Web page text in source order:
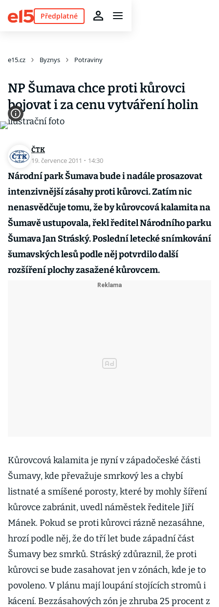
Předplatné
e15.cz Byznys Potraviny
NP Šumava chce proti kůrovci
bojovat i za cenu vytváření holin
ČTK
19. července 2011 · 14:30
Národní park Šumava bude i nadále prosazovat
intenzivnější zásahy proti kůrovci. Zatím nic
nenasvědčuje tomu, že by kůrovcová kalamita na
Šumavě ustupovala, řekl ředitel Národního parku
Šumava Jan Stráský. Poslední letecké snímkování
šumavských lesů podle něj potvrdilo další
rozšíření plochy zasažené kůrovcem.
Kůrovcová kalamita je nyní v západočeské části
Šumavy, kde převažuje smrkový les a chybí
listnaté a smíšené porosty, které by mohly šíření
kůrovce zabránit, uvedl náměstek ředitele Jiří
Mánek. Pokud se proti kůrovci rázně nezasáhne,
hrozí podle něj, že do tří let bude západní část
Šumavy bez smrků. Stráský zdůraznil, že proti
kůrovci se bude zasahovat jen v zónách, kde je to
povoleno. V plánu mají loupání stojících stromů i
kácení. Bezzásahových zón je zhruba 25 procent z